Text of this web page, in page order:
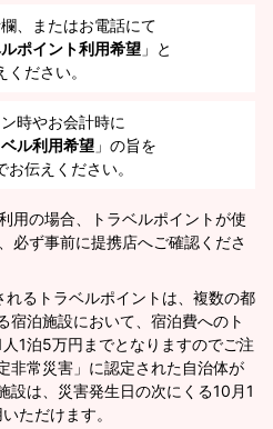
、またはお電話にて
ポイント利用希望 」と
ください。
時やお会計時に
ル利用希望 」の旨を
お伝えください。
用の場合、トラベルポイントが使
必ず事前に提携店へご確認くださ
るトラベルポイントは、複数の都
宿泊施設において、宿泊費へのト
1泊5万円までとなりますのでご注
非常災害」に認定された自治体が
設は、災害発生日の次にくる10月1
ただけます。